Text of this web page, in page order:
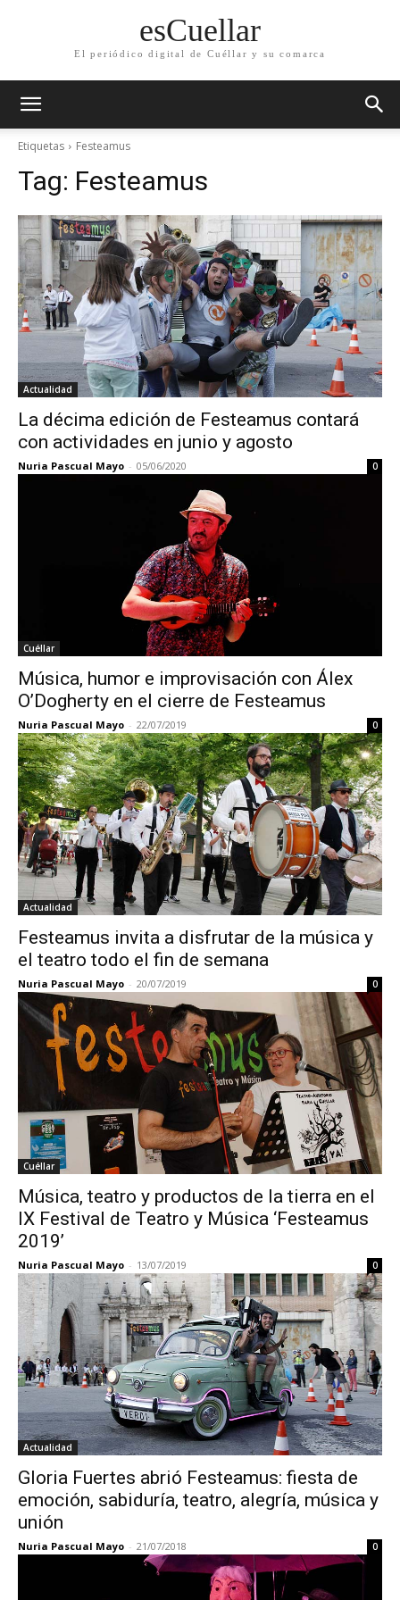
esCuellar
El periódico digital de Cuéllar y su comarca
Etiquetas Festeamus
Tag: Festeamus
Actualidad
La décima edición de Festeamus contará
con actividades en junio y agosto
Nuria Pascual Mayo - 05/06/2020 0
Cuéllar
Música, humor e improvisación con Álex
O’Dogherty en el cierre de Festeamus
Nuria Pascual Mayo - 22/07/2019 0
Actualidad
Festeamus invita a disfrutar de la música y
el teatro todo el fin de semana
Nuria Pascual Mayo - 20/07/2019 0
Cuéllar
Música, teatro y productos de la tierra en el
IX Festival de Teatro y Música ‘Festeamus
2019’
Nuria Pascual Mayo - 13/07/2019 0
Actualidad
Gloria Fuertes abrió Festeamus: fiesta de
emoción, sabiduría, teatro, alegría, música y
unión
Nuria Pascual Mayo - 21/07/2018 0